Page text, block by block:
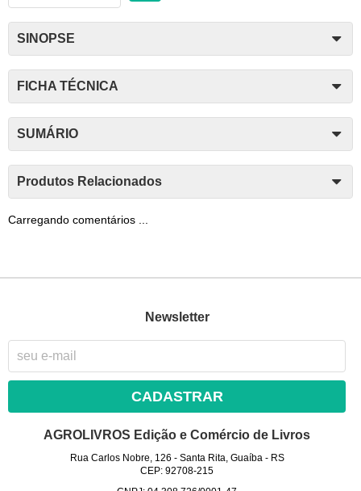
SINOPSE
FICHA TÉCNICA
SUMÁRIO
Produtos Relacionados
Carregando comentários ...
Newsletter
CADASTRAR
AGROLIVROS Edição e Comércio de Livros
Rua Carlos Nobre, 126 - Santa Rita, Guaíba- RS
CEP: 92708-215